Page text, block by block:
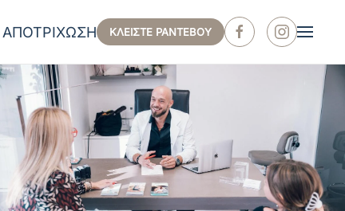
ΑΠΟΤΡΙΧΩΣΗ ΚΛΕΙΣΤΕ ΡΑΝΤΕΒΟΥ